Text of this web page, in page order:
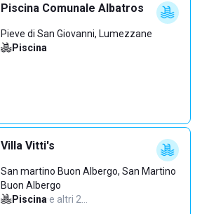
Piscina Comunale Albatros
Pieve di San Giovanni, Lumezzane
Piscina
Villa Vitti's
San martino Buon Albergo, San Martino
Buon Albergo
Piscina·e altri 2…